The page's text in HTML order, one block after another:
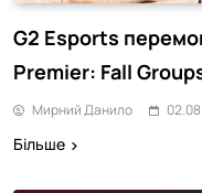
G2 Esports
Premier: Fall
Мирний Данило
Більше